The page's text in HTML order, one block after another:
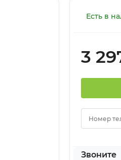
Есть в
3
Номер
Звоните